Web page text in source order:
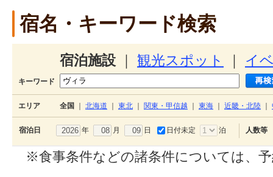
宿名・キーワード検索
宿泊施設 観光スポット イ
キーワード
エリア 全国 北海道 東北 関東・甲信越 東海 近畿・北陸
宿泊日 年 月 日 日付未定 泊 人数等
※食事条件などの諸条件については、